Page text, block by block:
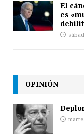
El
es
OPINIÓN